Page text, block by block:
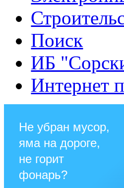
Поиск
ИБ
Интернет
Не убран мусор,
яма на дороге,
не горит
фонарь?